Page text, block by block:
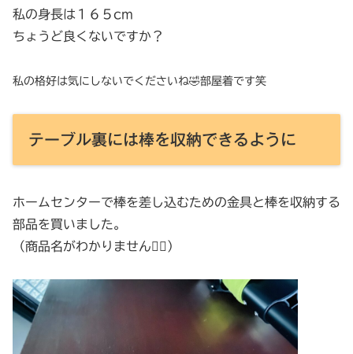
私の身長は１６５cm
ちょうど良くないですか？
私の格好は気にしないでくださいね🤣部屋着です笑
テーブル裏には棒を収納できるように
ホームセンターで棒を差し込むための金具と棒を収納する
部品を買いました。
（商品名がわかりません🙇‍♀️）